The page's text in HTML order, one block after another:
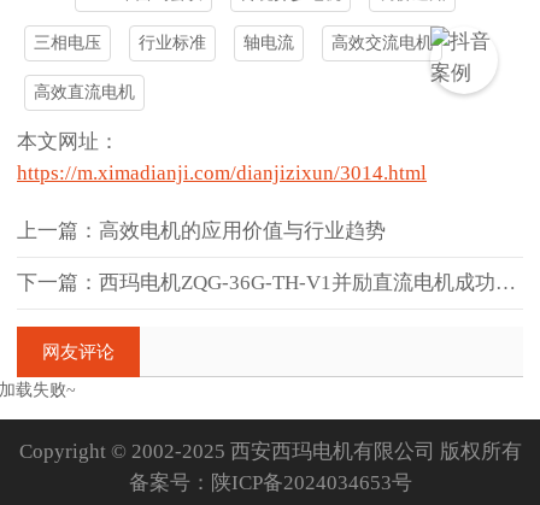
三相电压 行业标准 轴电流 高效交流电机
高效直流电机
本文网址：
https://m.ximadianji.com/dianjizixun/3014.html
上一篇：高效电机的应用价值与行业趋势
下一篇：西玛电机ZQG-36G-TH-V1并励直流电机成功应用于国能
网友评论
加载失败~
Copyright © 2002-2025 西安西玛电机有限公司 版权所有
备案号： 陕ICP备2024034653号